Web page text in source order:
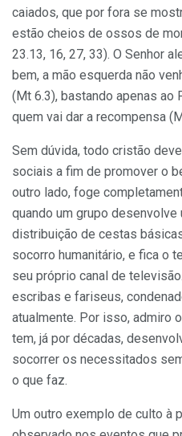
caiados, que por fora se
estão cheios de ossos de
23.13, 16, 27, 33). O Senhor
bem, a mão esquerda não
(Mt 6.3), bastando apenas ao
quem vai dar a recompensa
Sem dúvida, todo cristão
sociais a fim de promover o
outro lado, foge
quando um grupo desenvolve
distribuição de cestas
socorro humanitário, e fica o
seu próprio canal de
escribas e fariseus,
atualmente. Por isso, admiro
tem, já por décadas,
socorrer os necessitados
o que faz.
Um outro exemplo de culto à